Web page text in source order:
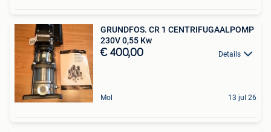
GRUNDFOS. CR 1 CENTRIFUGAALPOMP
230V 0,55 Kw
€ 400,00 Details
Mol 13 jul 26